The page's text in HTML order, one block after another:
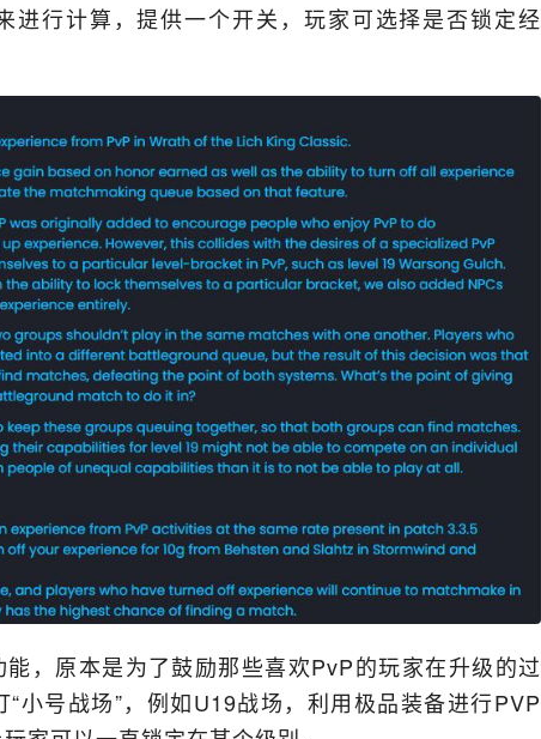
进行计算，提供一个开关，玩家可选择是否锁定经
，原本是为了鼓励那些喜欢PvP的玩家在升级的过
小号战场”，例如U19战场，利用极品装备进行PVP